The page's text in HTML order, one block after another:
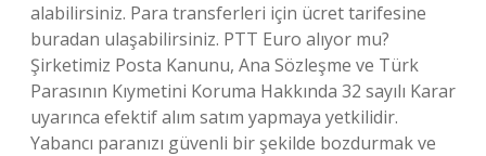
alabilirsiniz. Para transferleri için ücret tarifesine
buradan ulaşabilirsiniz. PTT Euro alıyor mu?
Şirketimiz Posta Kanunu, Ana Sözleşme ve Türk
Parasının Kıymetini Koruma Hakkında 32 sayılı Karar
uyarınca efektif alım satım yapmaya yetkilidir.
Yabancı paranızı güvenli bir şekilde bozdurmak ve